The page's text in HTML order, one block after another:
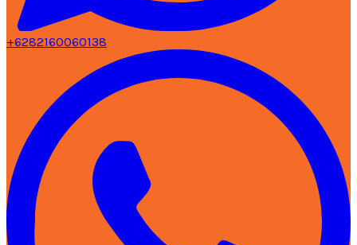
+6282160060138